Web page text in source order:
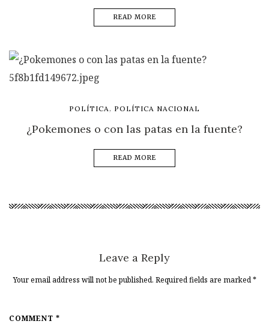
READ MORE
POLÍTICA, POLÍTICA NACIONAL
¿Pokemones o con las patas en la fuente?
READ MORE
Leave a Reply
Your email address will not be published. Required fields are marked*
COMMENT *